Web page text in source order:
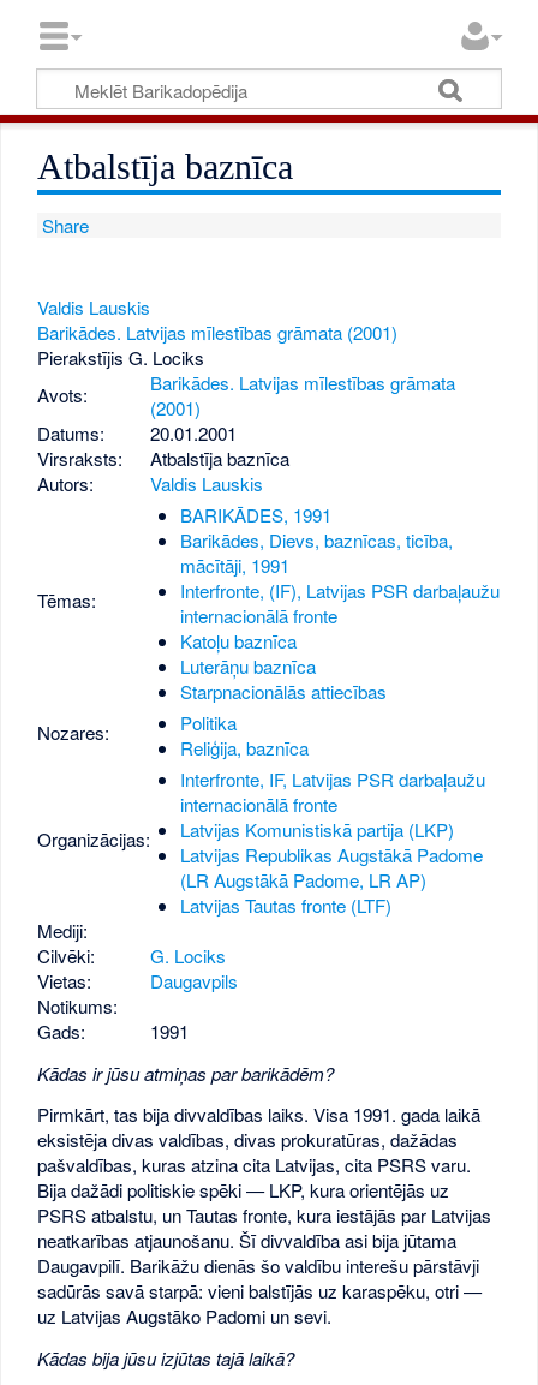
Atbalstīja baznīca
Share
Valdis Lauskis
Barikādes. Latvijas mīlestības grāmata (2001)
Pierakstījis G. Lociks
Avots:
Barikādes. Latvijas mīlestības grāmata
(2001)
Datums:
20.01.2001
Virsraksts:
Atbalstīja baznīca
Autors:
Valdis Lauskis
Tēmas:
BARIKĀDES, 1991
Barikādes, Dievs, baznīcas, ticība,
mācītāji, 1991
Interfronte, (IF), Latvijas PSR darbaļaužu
internacionālā fronte
Katoļu baznīca
Luterāņu baznīca
Starpnacionālās attiecības
Nozares:
Politika
Reliģija, baznīca
Organizācijas:
Interfronte, IF, Latvijas PSR darbaļaužu
internacionālā fronte
Latvijas Komunistiskā partija (LKP)
Latvijas Republikas Augstākā Padome
(LR Augstākā Padome, LR AP)
Latvijas Tautas fronte (LTF)
Mediji:
Cilvēki:
G. Lociks
Vietas:
Daugavpils
Notikums:
Gads:
1991
Kādas ir jūsu atmiņas par barikādēm?
Pirmkārt, tas bija divvaldības laiks. Visa 1991. gada laikā
eksistēja divas valdības, divas prokuratūras, dažādas
pašvaldības, kuras atzina cita Latvijas, cita PSRS varu.
Bija dažādi politiskie spēki — LKP, kura orientējās uz
PSRS atbalstu, un Tautas fronte, kura iestājās par Latvijas
neatkarības atjaunošanu. Šī divvaldība asi bija jūtama
Daugavpilī. Barikāžu dienās šo valdību interešu pārstāvji
sadūrās savā starpā: vieni balstījās uz karaspēku, otri —
uz Latvijas Augstāko Padomi un sevi.
Kādas bija jūsu izjūtas tajā laikā?